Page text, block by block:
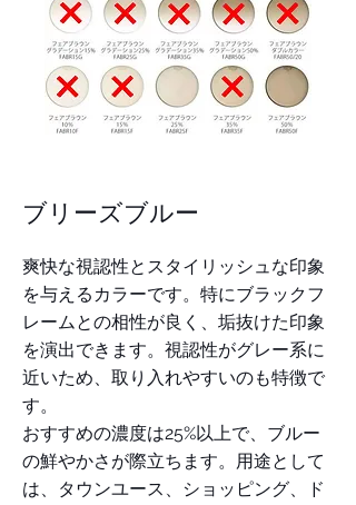
​ブリーズブルー
爽快な視認性とスタイリッシュな印象
を与えるカラーです。特にブラックフ
レームとの相性が良く、垢抜けた印象
を演出できます。視認性がグレー系に
近いため、取り入れやすいのも特徴で
す。
おすすめの濃度は25%以上で、ブルー
の鮮やかさが際立ちます。用途として
は、タウンユース、ショッピング、ド